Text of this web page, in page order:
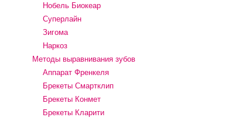
Нобель Биокеар
Суперлайн
Зигома
Наркоз
Методы выравнивания зубов
Аппарат Френкеля
Брекеты Смартклип
Брекеты Конмет
Брекеты Кларити